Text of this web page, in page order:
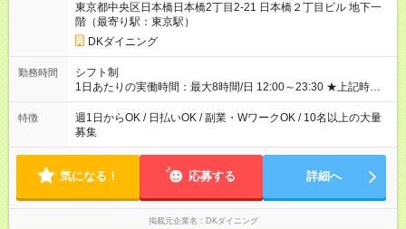
東京都中央区日本橋日本橋2丁目2-21 日本橋２丁目ビル 地下一
階（最寄り駅：東京駅）
DKダイニング
勤務時間
シフト制
1日あたりの実働時間：最大8時間/日 12:00～23:30 ★上記時間
から1日3h～OK ★週1日～OK◎ ※勤務時間の変動の可能性あり
※22時以降勤務は18歳以上(法令による) ■自由シフト制
特徴
週1日からOK / 日払いOK / 副業・WワークOK / 10名以上の大量
募集
気になる！ 応募する 詳細へ
掲載元企業名 DKダイニング